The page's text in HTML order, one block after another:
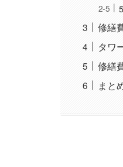
修繕
タワ
修繕
まと